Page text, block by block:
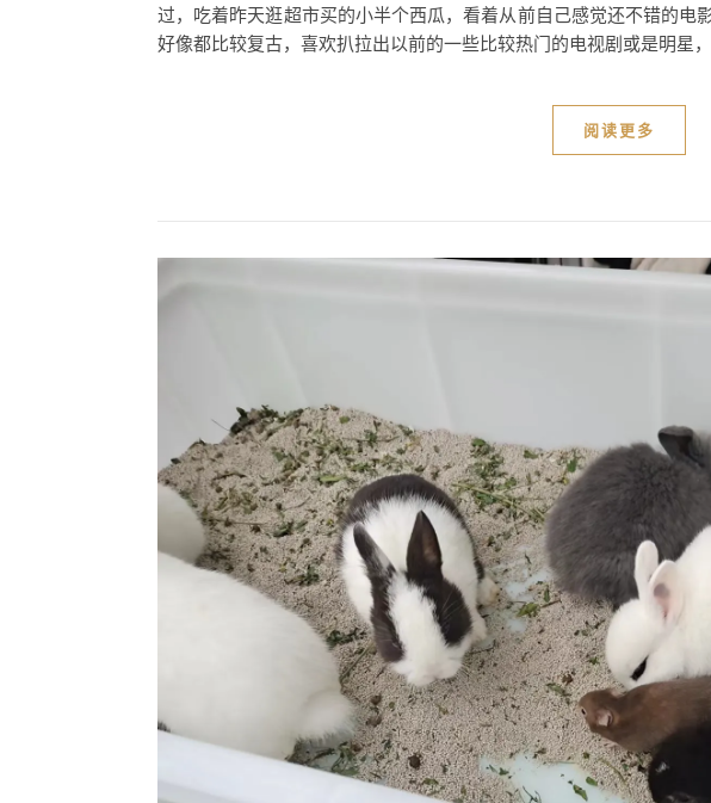
过，吃着昨天逛超市买的小半个西瓜，看着从前自己感觉还不错的电
好像都比较复古，喜欢扒拉出以前的一些比较热门的电视剧或是明星
阅读更多